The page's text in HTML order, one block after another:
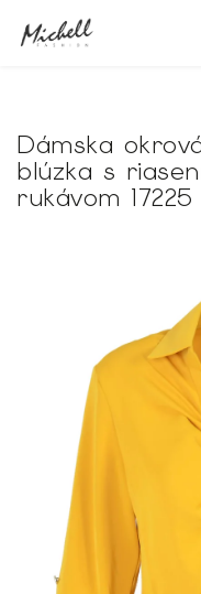
Dámska
blúzka s
rukávom 17225